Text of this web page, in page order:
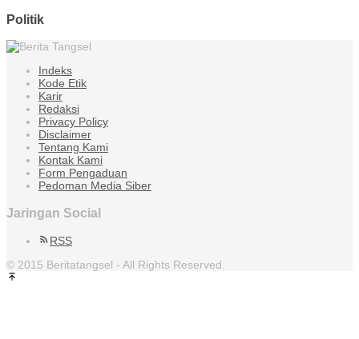
Politik
Indeks
Kode Etik
Karir
Redaksi
Privacy Policy
Disclaimer
Tentang Kami
Kontak Kami
Form Pengaduan
Pedoman Media Siber
Jaringan Social
RSS
© 2015 Beritatangsel - All Rights Reserved.